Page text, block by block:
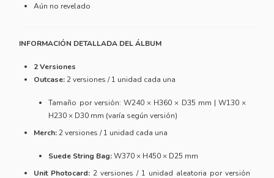
Aún no revelado
INFORMACIÓN DETALLADA DEL ÁLBUM
2 Versiones
Outcase:2 versiones / 1 unidad cada una
Tamaño por versión: W240 × H360 × D35 mm | W130 ×
H230 × D30 mm (varía según versión)
Merch:2 versiones / 1 unidad cada una
Suede String Bag:W370 × H450 × D25 mm
Unit Photocard: 2 versiones / 1 unidad aleatoria por versión